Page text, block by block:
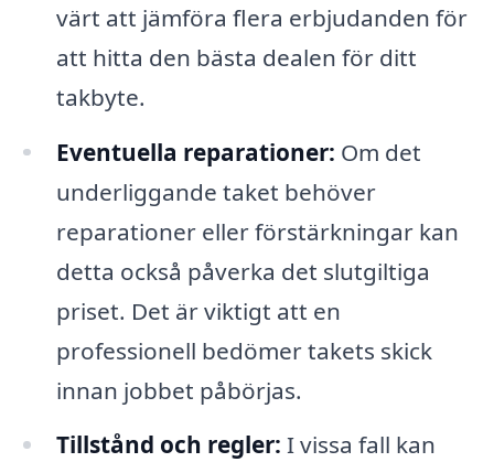
värt att jämföra flera erbjudanden för
att hitta den bästa dealen för ditt
takbyte.
Eventuella reparationer: Om det
underliggande taket behöver
reparationer eller förstärkningar kan
detta också påverka det slutgiltiga
priset. Det är viktigt att en
professionell bedömer takets skick
innan jobbet påbörjas.
Tillstånd och regler: I vissa fall kan